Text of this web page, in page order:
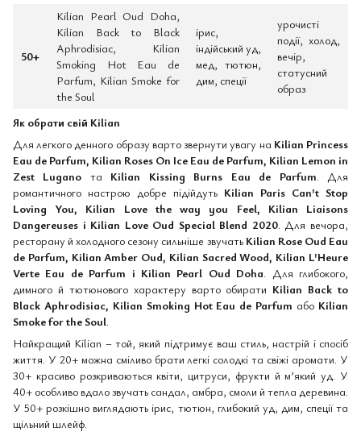
50+
Kilian Pearl Oud Doha,
Kilian Back to Black
Aphrodisiac, Kilian
Smoking Hot Eau de
Parfum, Kilian Smoke for
the Soul
ірис,
індійський уд,
мед, тютюн,
дим, спеції
урочисті
події, холод,
вечір,
статусний
образ
Як обрати свій Kilian
Для легкого денного образу варто звернути увагу на Kilian Princess
Eau de Parfum, Kilian Roses On Ice Eau de Parfum, Kilian Lemon in
Zest Lugano та Kilian Kissing Burns Eau de Parfum. Для
романтичного настрою добре підійдуть Kilian Paris Can't Stop
Loving You, Kilian Love the way you Feel, Kilian Liaisons
Dangereuses і Kilian Love Oud Special Blend 2020. Для вечора,
ресторану й холодного сезону сильніше звучать Kilian Rose Oud Eau
de Parfum, Kilian Amber Oud, Kilian Sacred Wood, Kilian L'Heure
Verte Eau de Parfum і Kilian Pearl Oud Doha. Для глибокого,
димного й тютюнового характеру варто обирати Kilian Back to
Black Aphrodisiac, Kilian Smoking Hot Eau de Parfum або Kilian
Smoke for the Soul.
Найкращий Kilian – той, який підтримує ваш стиль, настрій і спосіб
життя. У 20+ можна сміливо брати легкі солодкі та свіжі аромати. У
30+ красиво розкриваються квіти, цитруси, фрукти й м’який уд. У
40+ особливо вдало звучать сандал, амбра, смоли й тепла деревина.
У 50+ розкішно виглядають ірис, тютюн, глибокий уд, дим, спеції та
щільний шлейф.